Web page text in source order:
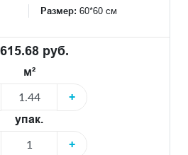
Размер: 60*60 см
руб.
м²
+
упак.
+